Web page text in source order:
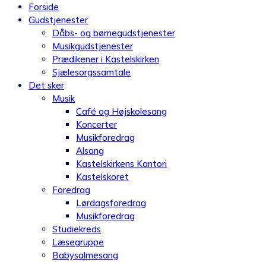
Forside
Gudstjenester
Dåbs- og børnegudstjenester
Musikgudstjenester
Prædikener i Kastelskirken
Sjælesorgssamtale
Det sker
Musik
Café og Højskolesang
Koncerter
Musikforedrag
Alsang
Kastelskirkens Kantori
Kastelskoret
Foredrag
Lørdagsforedrag
Musikforedrag
Studiekreds
Læsegruppe
Babysalmesang